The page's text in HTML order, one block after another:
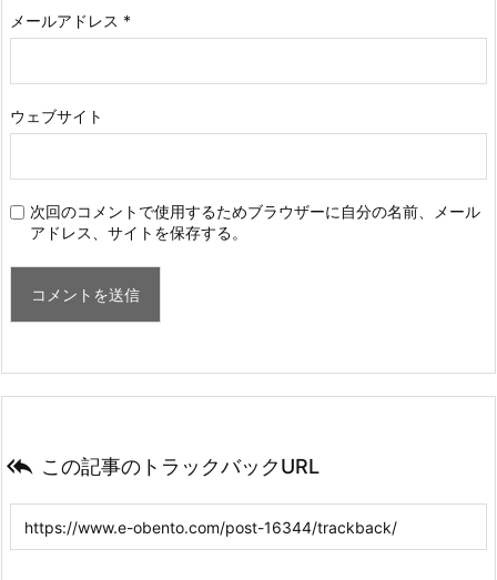
メールアドレス *
ウェブサイト
次回のコメントで使用するためブラウザーに自分の名前、メール
アドレス、サイトを保存する。
 この記事のトラックバックURL